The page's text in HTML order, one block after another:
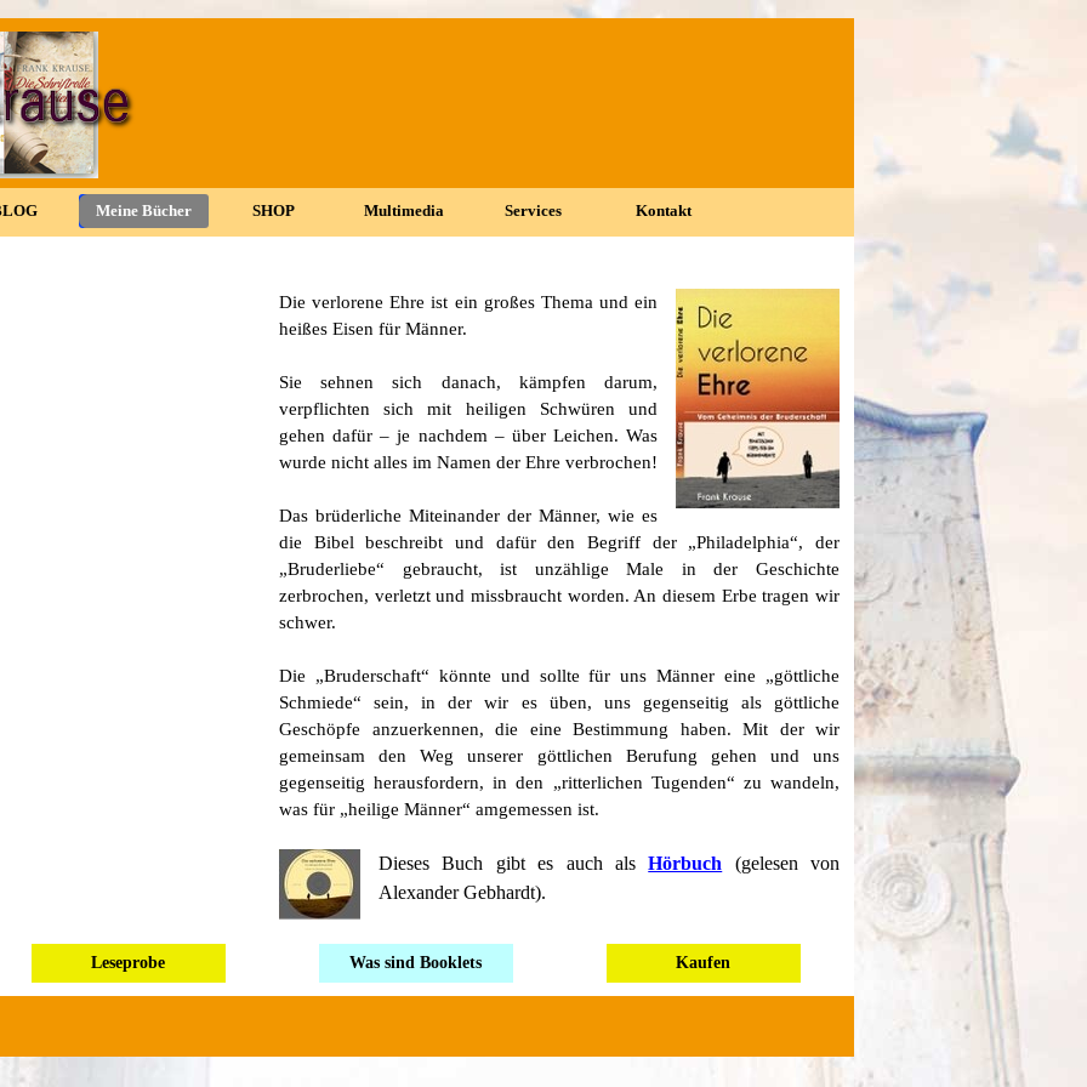
Menü überspringen
▼ ▼
Meine Bücher ▼
SHOP ▼
Multimedia ▼
Services ▼
Kontakt
Die verlorene Ehre ist ein großes Thema und ein
heißes Eisen für Männer.
Sie sehnen sich danach, kämpfen darum,
verpflichten sich mit heiligen Schwüren und
gehen dafür – je nachdem – über Leichen. Was
wurde nicht alles im Namen der Ehre verbrochen!
Das brüderliche Miteinander der Männer, wie es
die Bibel beschreibt und dafür den Begriff der „Philadelphia“, der
„Bruderliebe“ gebraucht, ist unzäh­lige Male in der Geschichte
zerbrochen, verletzt und missbraucht worden. An diesem Erbe tragen wir
schwer.
Die „Bruderschaft“ könnte und sollte für uns Männer eine „göttliche
Schmiede“ sein, in der wir es üben, uns gegenseitig als göttliche
Geschöpfe anzuerkennen, die eine Bestimmung haben. Mit der wir
gemeinsam den Weg unserer göttlichen Berufung gehen und uns
gegenseitig herausfordern, in den „ritterlichen Tugenden“ zu wandeln,
was für „heilige Männer“ amgemessen ist.
Dieses Buch gibt es auch als Hörbuch
(gelesen von
Alexander Gebhardt).
Was sind Booklets Kaufen
Leseprobe